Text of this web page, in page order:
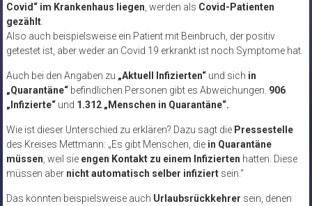
Covid“ im Krankenhaus liegen , werden als Covid-Patienten
gezählt.
Also auch beispielsweise ein Patient mit Beinbruch, der positiv
getestet ist, aber weder an Covid 19 erkrankt ist noch Symptome hat.
Auch bei den Angaben zu „Aktuell Infizierten“und sich in
„Quarantäne“befindlichen Personen gibt es Abweichungen. 906
„Infizierte“und 1.312 „Menschen in Quarantäne“.
Wie ist dieser Unterschied zu erklären? Dazu sagt die Pressestelle
des Kreises Mettmann: „Es gibt Menschen, die in Quarantäne
müssen , weil sie engen Kontakt zu einem Infizierten hatten. Diese
müssen aber nicht automatisch selber infiziertsein.“
Das könnten beispielsweise auch Urlaubsrückkehrer sein, denen